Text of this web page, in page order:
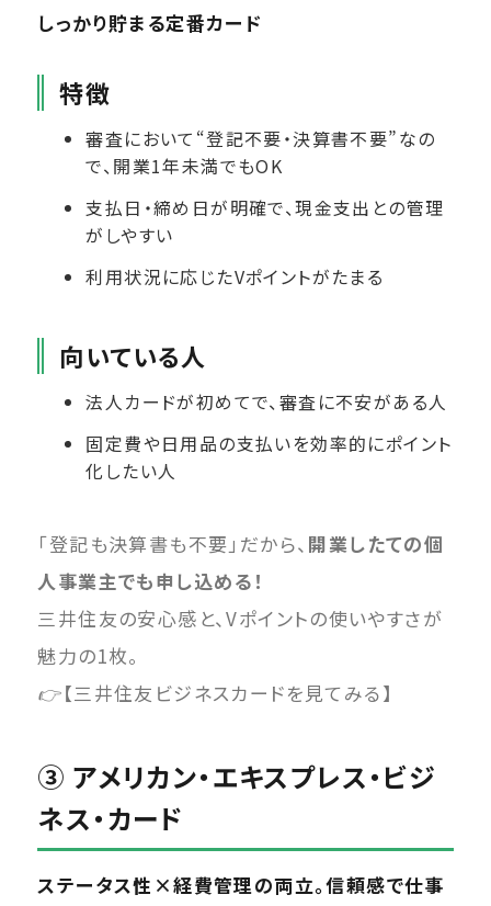
しっかり貯まる定番カード
特徴
審査において“登記不要・決算書不要”なの
で、開業1年未満でもOK
支払日・締め日が明確で、現金支出との管理
がしやすい
利用状況に応じたVポイントがたまる
向いている人
法人カードが初めてで、審査に不安がある人
固定費や日用品の支払いを効率的にポイント
化したい人
「登記も決算書も不要」だから、 開業したての個
人事業主でも申し込める！
三井住友の安心感と、Vポイントの使いやすさが
魅力の1枚。
👉【三井住友ビジネスカードを見てみる】
③ アメリカン・エキスプレス・ビジ
ネス・カード
ステータス性×経費管理の両立。信頼感で仕事